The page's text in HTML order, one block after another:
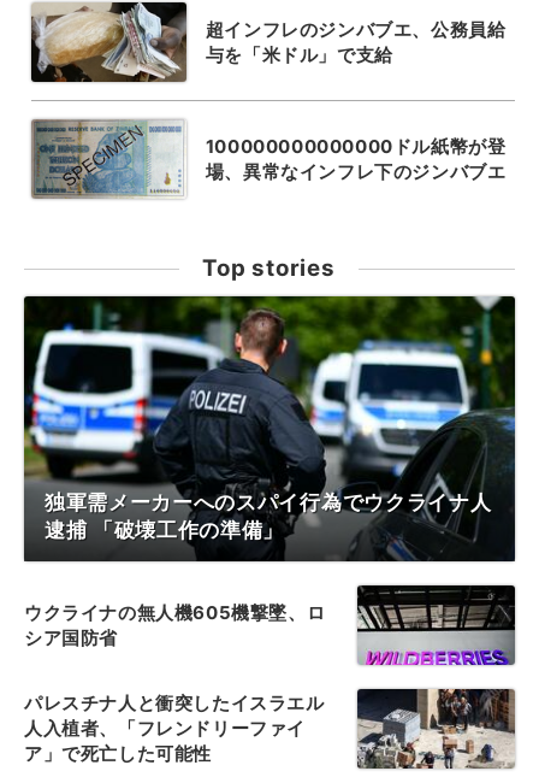
超インフレのジンバブエ、公務員給
与を「米ドル」で支給
100000000000000ドル紙幣が登
場、異常なインフレ下のジンバブエ
Top stories
独軍需メーカーへのスパイ行為でウクライナ人
逮捕 「破壊工作の準備」
ウクライナの無人機605機撃墜、ロ
シア国防省
パレスチナ人と衝突したイスラエル
人入植者、「フレンドリーファイ
ア」で死亡した可能性